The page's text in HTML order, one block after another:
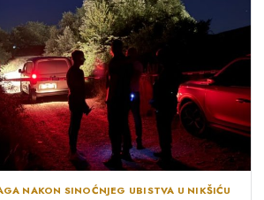
NAKON SINOĆNJEG UBISTVA U NIKŠIĆU